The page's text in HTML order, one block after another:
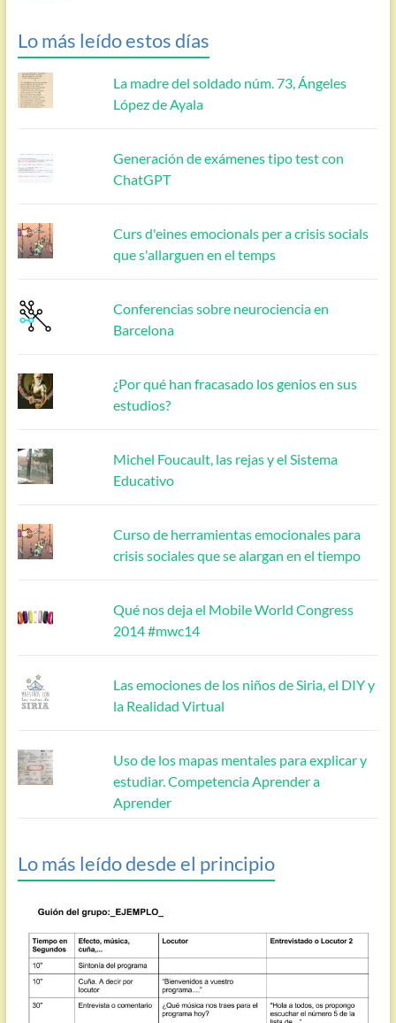
Lo más leído estos días
La madre del soldado núm. 73, Ángeles
López de Ayala
Generación de exámenes tipo test con
ChatGPT
Curs d'eines emocionals per a crisis socials
que s'allarguen en el temps
Conferencias sobre neurociencia en
Barcelona
¿Por qué han fracasado los genios en sus
estudios?
Michel Foucault, las rejas y el Sistema
Educativo
Curso de herramientas emocionales para
crisis sociales que se alargan en el tiempo
Qué nos deja el Mobile World Congress
2014 #mwc14
Las emociones de los niños de Siria, el DIY y
la Realidad Virtual
Uso de los mapas mentales para explicar y
estudiar. Competencia Aprender a
Aprender
Lo más leído desde el principio